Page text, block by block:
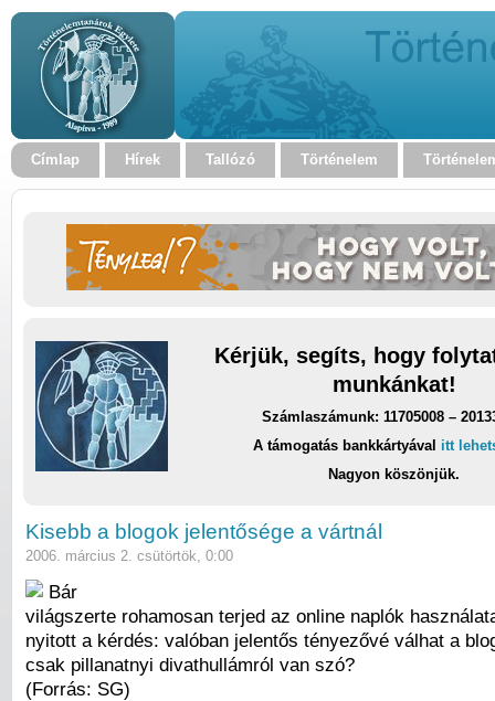
Címlap Hírek Tallózó Történelem
Kérjük, segíts, hogy
munkánkat!
Számlaszámunk: 11705008 –
A támogatás bankkártyával itt
Nagyon köszönjük.
Kisebb a blogok jelentősége a vártnál
2006. március 2. csütörtök, 0:00
Bár
világszerte rohamosan terjed az online naplók
nyitott a kérdés: valóban jelentős tényezővé válhat a
csak pillanatnyi divathullámról van szó?
(Forrás: SG)